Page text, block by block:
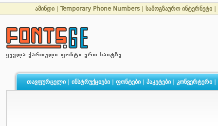
ამინდი Temporary Phone Numbers სამოგზაურო ინტერნეტი
თავფურცელი| ინსტრუქციები| ფონტები| პაკეტები| კონვერტერი|